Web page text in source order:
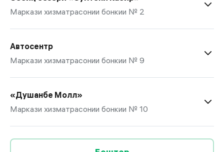
Маркази хизматрасонии бонкии № 2
Автосентр
Маркази хизматрасонии бонкии № 9
«Душанбе Молл»
Маркази хизматрасонии бонкии № 10